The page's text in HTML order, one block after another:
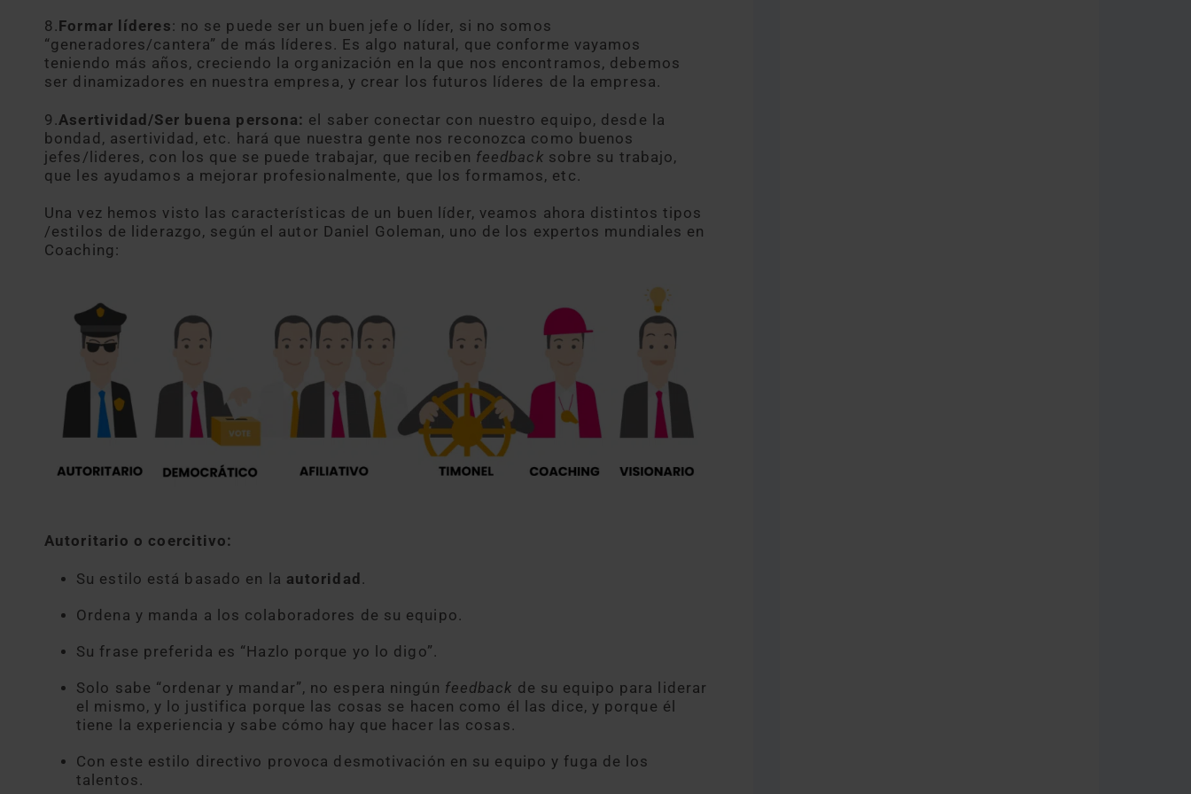
8. Formar líderes: no se puede ser un buen jefe o líder, si no somos
“generadores/cantera” de más líderes. Es algo natural, que conforme vayamos
teniendo más años, creciendo la organización en la que nos encontramos, debemos
ser dinamizadores en nuestra empresa, y crear los futuros líderes de la empresa.
9.Asertividad/Ser buena persona: el saber conectar con nuestro equipo, desde la
bondad, asertividad, etc. hará que nuestra gente nos reconozca como buenos
jefes/lideres, con los que se puede trabajar, que reciben feedback sobre su trabajo,
que les ayudamos a mejorar profesionalmente, que los formamos, etc.
Una vez hemos visto las características de un buen líder, veamos ahora distintos tipos
/estilos de liderazgo, según el autor Daniel Goleman, uno de los expertos mundiales en
Coaching:
Autoritario o coercitivo:
Su estilo está basado en la autoridad .
Ordena y manda a los colaboradores de su equipo.
Su frase preferida es “Hazlo porque yo lo digo”.
Solo sabe “ordenar y mandar”, no espera ningún feedback de su equipo para liderar
el mismo, y lo justifica porque las cosas se hacen como él las dice, y porque él
tiene la experiencia y sabe cómo hay que hacer las cosas.
Con este estilo directivo provoca desmotivación en su equipo y fuga de los
talentos.